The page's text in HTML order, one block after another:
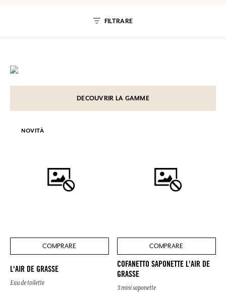
FILTRARE
DECOUVRIR LA GAMME
NOVITÀ
COMPRARE
L'AIR DE GRASSE
Eau de toilette
COMPRARE
COFANETTO SAPONETTE L'AIR DE
GRASSE
3 mini saponette